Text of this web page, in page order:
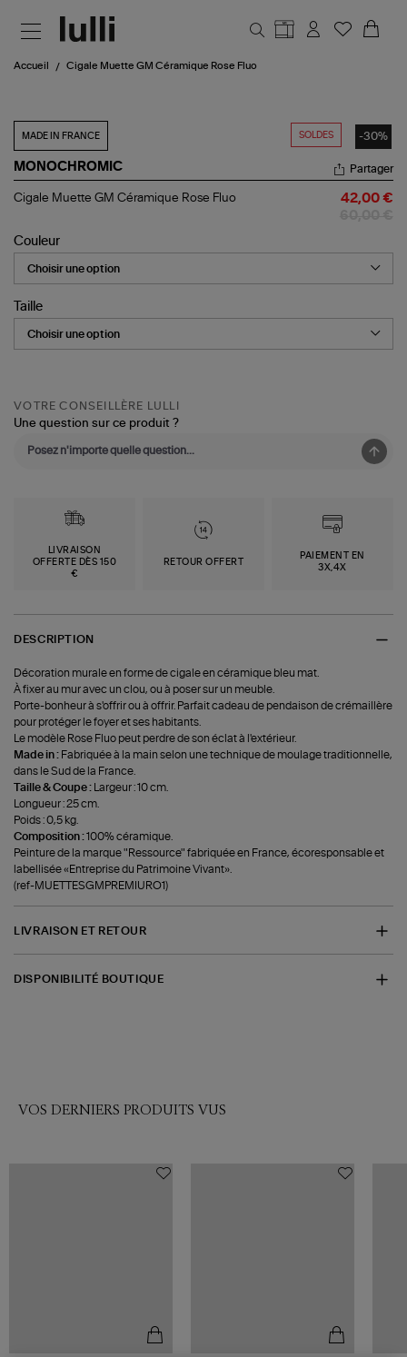
Accueil Cigale Muette GM Céramique Rose Fluo
SOLDES -30%
MADE IN FRANCE
MONOCHROMIC
Cigale
Céramique
Rose
Fluo
Partager
Cigale Muette GM Céramique Rose Fluo 42,00 €
Couleur
Taille
VOTRE CONSEILLÈRE LULLI
Une question sur ce produit ?
LIVRAISON
OFFERTE DÈS 150
€
RETOUR OFFERT
PAIEMENT EN
3X,4X
DESCRIPTION
Décoration murale en forme de cigale en céramique bleu mat.
À fixer au mur avec un clou, ou à poser sur un meuble.
Porte-bonheur à s'offrir ou à offrir. Parfait cadeau de pendaison de crémaillère
pour protéger le foyer et ses habitants.
Le modèle Rose Fluo peut perdre de son éclat à l'extérieur.
Made in : Fabriquée à la main selon une technique de moulage traditionnelle,
dans le Sud de la France.
Taille & Coupe :
Largeur : 10 cm.
Longueur : 25 cm.
Poids : 0,5 kg.
Composition :100% céramique.
Peinture de la marque "Ressource" fabriquée en France, écoresponsable et
labellisée «Entreprise du Patrimoine Vivant».
(ref-MUETTESGMPREMIURO1)
LIVRAISON ET RETOUR
DISPONIBILITÉ BOUTIQUE
VOS DERNIERS PRODUITS VUS